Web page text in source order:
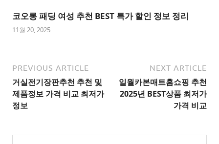
트
1
사
이
트
2
천
코오롱 패딩 여성 추천 BEST 특가 할인 정보 정리
11월 20, 2025
PREVIOUS ARTICLE
거실전기장판추천 추천 및
제품정보 가격 비교 최저가
정보
NEXT ARTICLE
일월카본매트홈쇼핑 추천
2025년 BEST상품 최저가
가격 비교